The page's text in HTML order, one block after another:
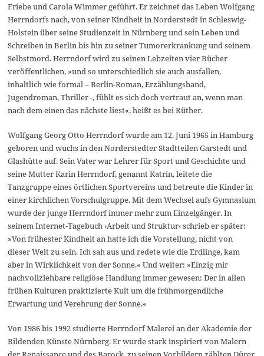
Friebe und Carola Wimmer geführt. Er zeichnet das Leben Wolfgang
Herrndorfs nach, von seiner Kindheit in Norderstedt in Schleswig-
Holstein über seine Studienzeit in Nürnberg und sein Leben und
Schreiben in Berlin bis hin zu seiner Tumorerkrankung und seinem
Selbstmord. Herrndorf wird zu seinen Lebzeiten vier Bücher
veröffentlichen, »und so unterschiedlich sie auch ausfallen,
inhaltlich wie formal – Berlin-Roman, Erzählungsband,
Jugendroman, Thriller -, fühlt es sich doch vertraut an, wenn man
nach dem einen das nächste liest«, heißt es bei Rüther.
Wolfgang Georg Otto Herrndorf wurde am 12. Juni 1965 in Hamburg
geboren und wuchs in den Norderstedter Stadtteilen Garstedt und
Glashütte auf. Sein Vater war Lehrer für Sport und Geschichte und
seine Mutter Karin Herrndorf, genannt Katrin, leitete die
Tanzgruppe eines örtlichen Sportvereins und betreute die Kinder in
einer kirchlichen Vorschulgruppe. Mit dem Wechsel aufs Gymnasium
wurde der junge Herrndorf immer mehr zum Einzelgänger. In
seinem Internet-Tagebuch ›Arbeit und Struktur‹ schrieb er später:
»Von frühester Kindheit an hatte ich die Vorstellung, nicht von
dieser Welt zu sein. Ich sah aus und redete wie die Erdlinge, kam
aber in Wirklichkeit von der Sonne.« Und weiter: »Einzig mir
nachvollziehbare religiöse Handlung immer gewesen: Der in allen
frühen Kulturen praktizierte Kult um die frühmorgendliche
Erwartung und Verehrung der Sonne.«
Von 1986 bis 1992 studierte Herrndorf Malerei an der Akademie der
Bildenden Künste Nürnberg. Er wurde stark inspiriert von Malern